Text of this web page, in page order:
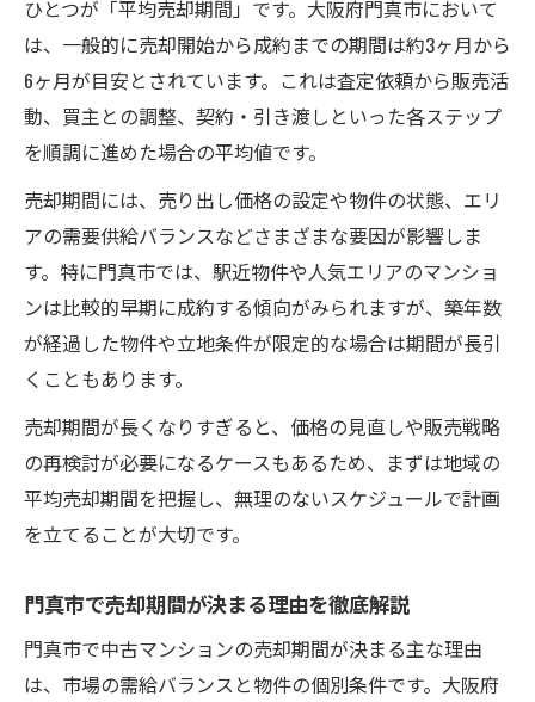
ひとつが「平均売却期間」です。大阪府門真市において
は、一般的に売却開始から成約までの期間は約3ヶ月から
6ヶ月が目安とされています。これは査定依頼から販売活
動、買主との調整、契約・引き渡しといった各ステップ
を順調に進めた場合の平均値です。
売却期間には、売り出し価格の設定や物件の状態、エリ
アの需要供給バランスなどさまざまな要因が影響しま
す。特に門真市では、駅近物件や人気エリアのマンショ
ンは比較的早期に成約する傾向がみられますが、築年数
が経過した物件や立地条件が限定的な場合は期間が長引
くこともあります。
売却期間が長くなりすぎると、価格の見直しや販売戦略
の再検討が必要になるケースもあるため、まずは地域の
平均売却期間を把握し、無理のないスケジュールで計画
を立てることが大切です。
門真市で売却期間が決まる理由を徹底解説
門真市で中古マンションの売却期間が決まる主な理由
は、市場の需給バランスと物件の個別条件です。大阪府